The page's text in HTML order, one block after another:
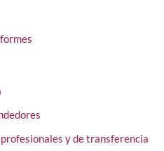
y de transferencia